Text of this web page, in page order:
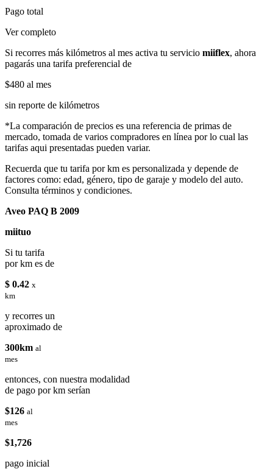
Pago total
Ver completo
Si recorres más kilómetros al mes activa tu servicio miiflex, ahora
pagarás una tarifa preferencial de
$480 al mes
sin reporte de kilómetros
*La comparación de precios es una referencia de primas de
mercado, tomada de varios compradores en línea por lo cual las
tarifas aqui presentadas pueden variar.
Recuerda que tu tarifa por km es personalizada y depende de
factores como: edad, género, tipo de garaje y modelo del auto.
Consulta términos y condiciones.
Aveo PAQ B 2009
miituo
Si tu tarifa
por km es de
$ 0.42 x
km
y recorres un
aproximado de
300km al
mes
entonces, con nuestra modalidad
de pago por km serían
$126 al
mes
$1,726
pago inicial